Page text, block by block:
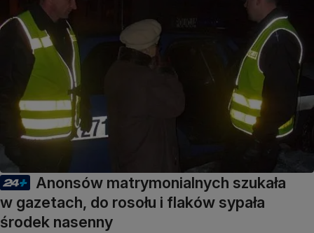
Anonsów matrymonialnych szukała
w gazetach, do rosołu i flaków sypała
środek nasenny